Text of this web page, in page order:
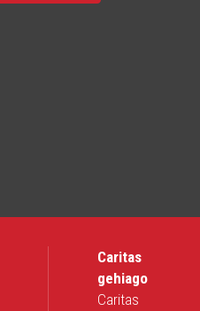
Caritas
gehiago
Caritas